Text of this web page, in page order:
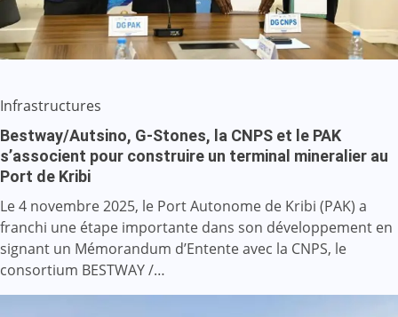
Infrastructures
Bestway/Autsino, G-Stones, la CNPS et le PAK
s’associent pour construire un terminal mineralier au
Port de Kribi
Le 4 novembre 2025, le Port Autonome de Kribi (PAK) a
franchi une étape importante dans son développement en
signant un Mémorandum d’Entente avec la CNPS, le
consortium BESTWAY /…